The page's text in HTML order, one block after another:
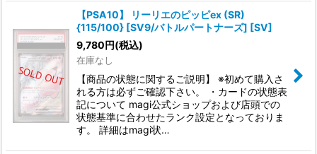
【PSA10】 リーリエのピッピex (SR)
{115/100} [SV9/バトルパートナーズ] [SV]
9,780円(税込)
在庫なし
【商品の状態に関するご説明】 ※初めて購入さ
れる方は必ずご確認下さい。 ・カードの状態表
記について magi公式ショップおよび店頭での
状態基準に合わせたランク設定となっておりま
す。 詳細はmagi状…